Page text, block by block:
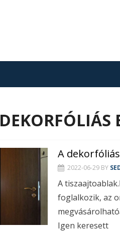
DEKORFÓLIÁS
A
2022-06-29 BY
A
foglalkozik, az
Igen keresett